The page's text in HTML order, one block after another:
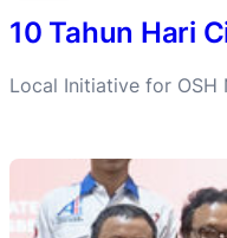
10 Tahun Hari
Local Initiative for OSH